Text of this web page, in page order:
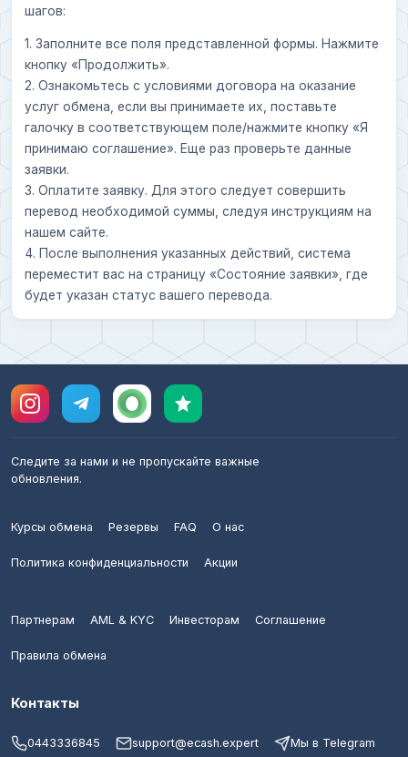
шагов:
1. Заполните все поля представленной формы. Нажмите
кнопку «Продолжить».
2. Ознакомьтесь с условиями договора на оказание
услуг обмена, если вы принимаете их, поставьте
галочку в соответствующем поле/нажмите кнопку «Я
принимаю соглашение». Еще раз проверьте данные
заявки.
3. Оплатите заявку. Для этого следует совершить
перевод необходимой суммы, следуя инструкциям на
нашем сайте.
4. После выполнения указанных действий, система
переместит вас на страницу «Состояние заявки», где
будет указан статус вашего перевода.
Следите за нами и не пропускайте важные
обновления.
Курсы обмена Резервы FAQ О нас
Политика конфиденциальности Акции
Партнерам AML & KYC Инвесторам Соглашение
Правила обмена
Контакты
0443336845 support@ecash.expert Мы в Telegram